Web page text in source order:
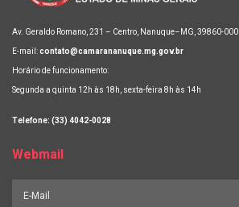
Av. Geraldo Romano, 231 – Centro, Nanuque–MG, 39860-000
E-mail:contato@camarananuque.mg.gov.br
Horário de funcionamento:
Segunda a quinta 12h às 18h, sexta-feira 8h às 14h
Telefone: (33) 4042-0028
Webmail